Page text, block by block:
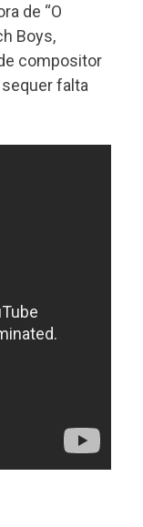
de “O
Boys,
compositor
falta